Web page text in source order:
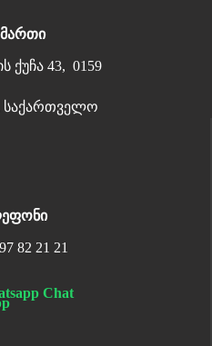
ქუჩა 43, 0159
საქართველო
82 21 21
Chat